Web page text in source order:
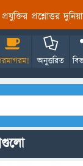
প্রশ্নোত্তর
অনুত্তরিত